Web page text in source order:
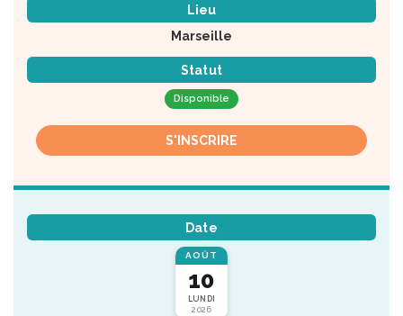
Lieu
Marseille
Statut
Disponible
S'INSCRIRE
Date
AOÛT
10
LUNDI
2026